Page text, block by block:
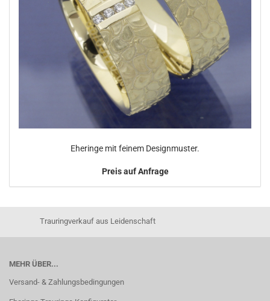
Eheringe mit feinem Designmuster.
Preis auf Anfrage
Trauringverkauf aus Leidenschaft
MEHR ÜBER...
Versand- & Zahlungsbedingungen